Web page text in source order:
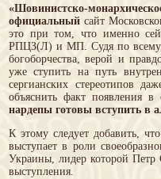
«Шовинистско-
официальный сайт
это при том, что именно
РПЦЗ(Л) и МП. Судя по всему,
богоборчества, верой и
уже ступить на путь
сергианских стереотипов
объяснить факт появления
нардепы готовы вступить в
К этому следует добавить,
выступает в роли
Украины, лидер которой Петр
выступления.